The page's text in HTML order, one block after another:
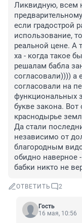
Ликвидную, всем
если градострой
использование,
реальной цене. А
ха - когда такое
решалам бабла
согласовали)))) а
согласовали на
функциональных
букве закона.
краснодырье
Да стали
независимо от
благородным
обидно наверное
бабки никто не
ОТВЕТИТЬ 2
Гость
16 мая, 10:56